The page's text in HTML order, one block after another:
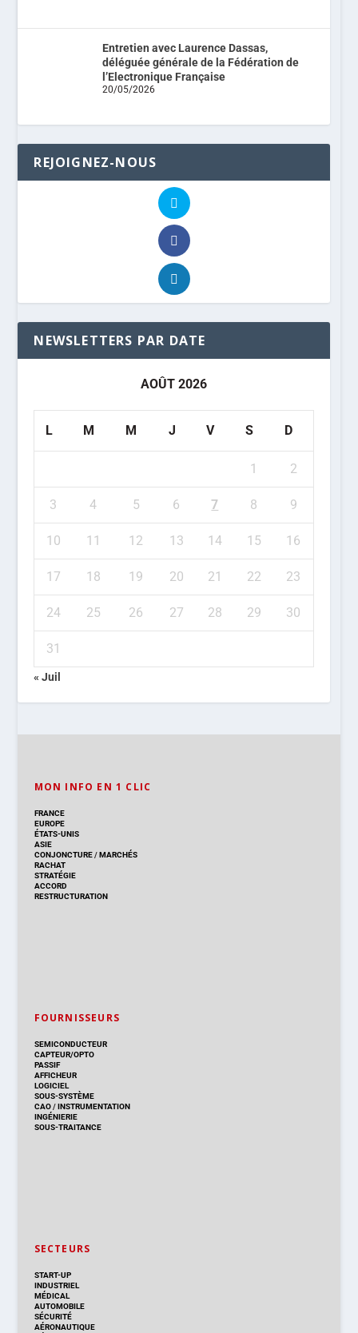
Entretien avec Laurence Dassas,
déléguée générale de la Fédération de
l’Electronique Française
20/05/2026
REJOIGNEZ-NOUS
NEWSLETTERS PAR DATE
AOÛT 2026
L M M J V S D
1 2
3 4 5 6 7 8 9
10 11 12 13 14 15 16
17 18 19 20 21 22 23
24 25 26 27 28 29 30
31
« Juil
MON INFO EN 1 CLIC
FRANCE
EUROPE
ÉTATS-UNIS
ASIE
CONJONCTURE/MARCHÉS
RACHAT
STRATÉGIE
ACCORD
RESTRUCTURATION
FOURNISSEURS
SEMICONDUCTEUR
CAPTEUR/OPTO
PASSIF
AFFICHEUR
LOGICIEL
SOUS-SYSTÈME
CAO/INSTRUMENTATION
INGÉNIERIE
SOUS-TRAITANCE
SECTEURS
START-UP
INDUSTRIEL
MÉDICAL
AUTOMOBILE
SÉCURITÉ
AÉRONAUTIQUE